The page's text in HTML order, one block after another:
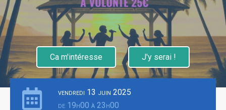
Ca m'intéresse J'y serai !
vendredi 13 juin 2025
de 19h00 à 23h00